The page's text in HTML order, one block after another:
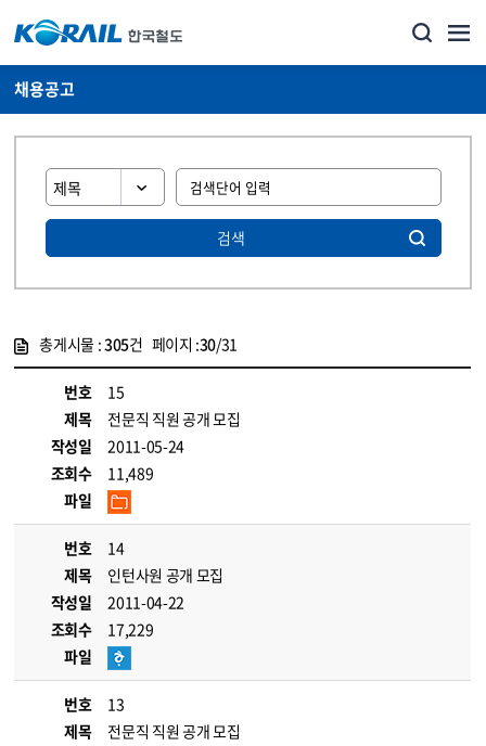
채용공고
검색
총게시물 :305건 페이지 :30/31
번호
15
제목
전문직 직원 공개 모집
작성일
2011-05-24
조회수
11,489
파일
번호
14
제목
인턴사원 공개 모집
작성일
2011-04-22
조회수
17,229
파일
번호
13
제목
전문직 직원 공개 모집